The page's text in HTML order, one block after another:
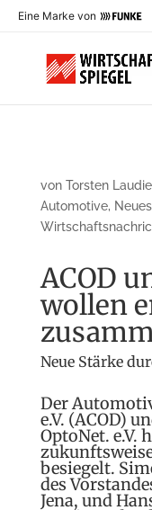
Eine Marke von
von Torsten
Automotive,
ACOD
wollen
Neue Stärke
Der
e.V. (ACOD)
OptoNet. e.V.
besiegelt.
des
Jena, und